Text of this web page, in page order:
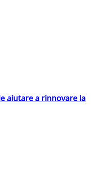
aiutare a rinnovare la